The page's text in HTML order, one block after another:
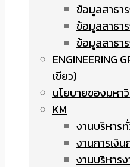
ข้อมูลสาธา
ข้อมูลสาธา
ข้อมูลสาธา
ENGINEERING
เขียว)
นโยบายของมหา
KM
งานบริหารทั่
งานการเงิ
งานบริหาร